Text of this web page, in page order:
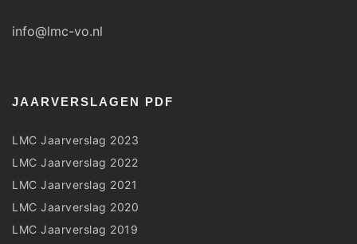
info@lmc-vo.nl
JAARVERSLAGEN PDF
LMC Jaarverslag 2023
LMC Jaarverslag 2022
LMC Jaarverslag 2021
LMC Jaarverslag 2020
LMC Jaarverslag 2019